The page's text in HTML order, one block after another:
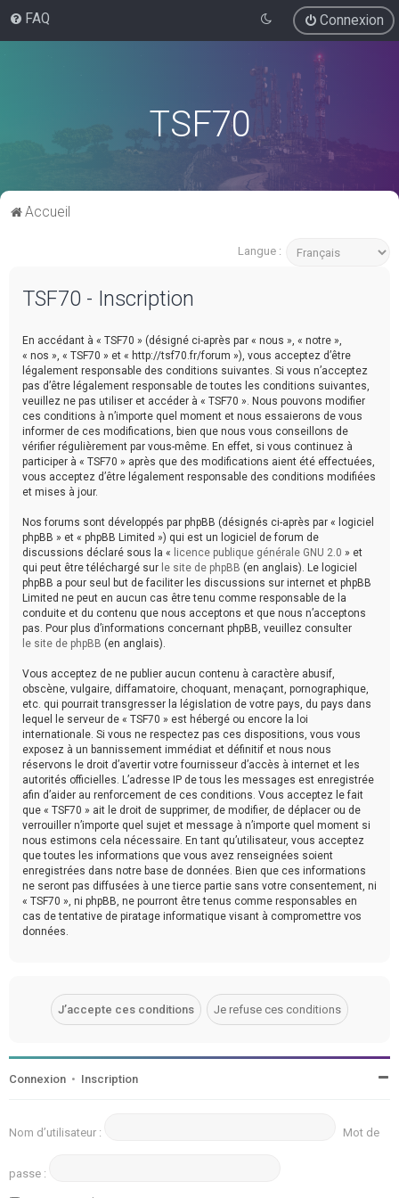
FAQ Connexion
TSF70
Accueil
Langue :
TSF70 - Inscription
En accédant à « TSF70 » (désigné ci-après par « nous », « notre »,
« nos », « TSF70 » et « http://tsf70.fr/forum »), vous acceptez d’être
légalement responsable des conditions suivantes. Si vous n’acceptez
pas d’être légalement responsable de toutes les conditions suivantes,
veuillez ne pas utiliser et accéder à « TSF70 ». Nous pouvons modifier
ces conditions à n’importe quel moment et nous essaierons de vous
informer de ces modifications, bien que nous vous conseillons de
vérifier régulièrement par vous-même. En effet, si vous continuez à
participer à « TSF70 » après que des modifications aient été effectuées,
vous acceptez d’être légalement responsable des conditions modifiées
et mises à jour.
Nos forums sont développés par phpBB (désignés ci-après par « logiciel
phpBB » et « phpBB Limited ») qui est un logiciel de forum de
discussions déclaré sous la « licence publique générale GNU 2.0 » et
qui peut être téléchargé sur le site de phpBB (en anglais). Le logiciel
phpBB a pour seul but de faciliter les discussions sur internet et phpBB
Limited ne peut en aucun cas être tenu comme responsable de la
conduite et du contenu que nous acceptons et que nous n’acceptons
pas. Pour plus d’informations concernant phpBB, veuillez consulter
le site de phpBB (en anglais).
Vous acceptez de ne publier aucun contenu à caractère abusif,
obscène, vulgaire, diffamatoire, choquant, menaçant, pornographique,
etc. qui pourrait transgresser la législation de votre pays, du pays dans
lequel le serveur de « TSF70 » est hébergé ou encore la loi
internationale. Si vous ne respectez pas ces dispositions, vous vous
exposez à un bannissement immédiat et définitif et nous nous
réservons le droit d’avertir votre fournisseur d’accès à internet et les
autorités officielles. L’adresse IP de tous les messages est enregistrée
afin d’aider au renforcement de ces conditions. Vous acceptez le fait
que « TSF70 » ait le droit de supprimer, de modifier, de déplacer ou de
verrouiller n’importe quel sujet et message à n’importe quel moment si
nous estimons cela nécessaire. En tant qu’utilisateur, vous acceptez
que toutes les informations que vous avez renseignées soient
enregistrées dans notre base de données. Bien que ces informations
ne seront pas diffusées à une tierce partie sans votre consentement, ni
« TSF70 », ni phpBB, ne pourront être tenus comme responsables en
cas de tentative de piratage informatique visant à compromettre vos
données.
Connexion • Inscription
Nom d’utilisateur : Mot de
passe :